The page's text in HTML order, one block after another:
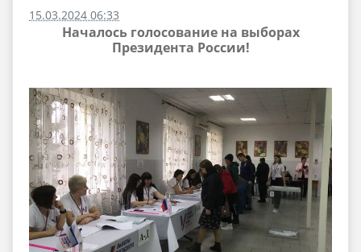
15.03.2024 06:33
Началось голосование на выборах
Президента России!